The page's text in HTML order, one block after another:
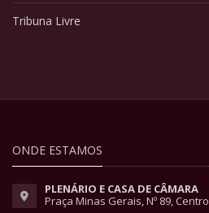
Tribuna Livre
ONDE ESTAMOS
PLENÁRIO E CASA DE CÂMARA
Praça Minas Gerais, Nº 89, Centro